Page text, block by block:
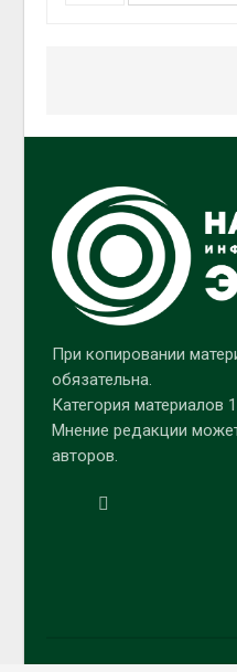
При копировании
обязательна.
Категория материалов
Мнение редакции
авторов.